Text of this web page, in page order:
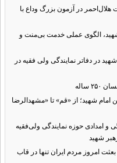
در آزمون بزرگ وداع با
الگوی عملی خدمت بی‌منت و
رهبر شهید در دفاتر نمایندگی ولی فقیه در
ساله
شهید؛ از «قم» تا «مشهدالرضا
و امدادی حوزه نمایندگی ولی‌فقیه
شهید
امروز مردم ایران تنها در قاب